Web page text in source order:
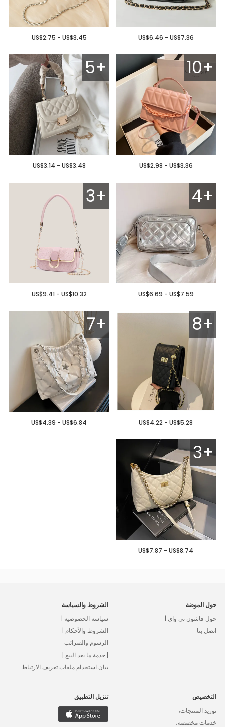
US$6.46 - US$7.36
US$2.75 - US$3.45
10+
US$2.98 - US$3.36
5+
US$3.14 - US$3.48
4+
US$6.69 - US$7.59
3+
US$9.41 - US$10.32
8+
US$4.22 - US$5.28
7+
US$4.39 - US$6.84
3+
US$7.87 - US$8.74
حول الموضة
حول فاشون تي واي |
اتصل بنا
الشروط والسياسة
سياسة الخصوصية |
الشروط والأحكام |
الرسوم والضرائب
| خدمة ما بعد البيع |
بيان استخدام ملفات تعريف الارتباط
التخصيص
توريد المنتجات،
خدمات مخصصة،
تنزيل التطبيق